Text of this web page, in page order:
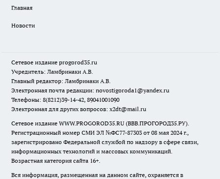
Главная
Новости
Сетевое издание progorod35.ru
Учредитель: Ламбринаки А.В.
Главный редактор: Ламбринаки А.В.
Электронная почта редакции: novostigoroda1@yandex.ru
Телефоны: 8(8212)39-14-42, 89041001090
Электронная для других вопросов: x2dt@mail.ru
Сетевое издание WWW.PROGOROD35.RU (ВВВ.ПРОГОРОД35.РУ).
Регистрационный номер СМИ ЭЛ №ФС77-87303 от 08 мая 2024 г.,
зарегистрировано Федеральной службой по надзору в сфере связи,
информационных технологий и массовых коммуникаций.
Возрастная категория сайта 16+.
Вся информация, размещенная на данном сайте, охраняется в